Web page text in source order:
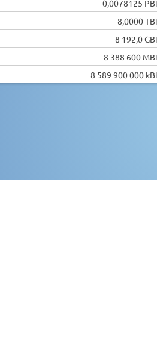
0,0078125
8,0000
8 192,0
8 388 600
8 589 900 000